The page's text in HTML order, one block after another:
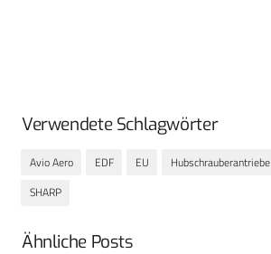
Verwendete Schlagwörter
Avio Aero EDF EU Hubschrauberantriebe
SHARP
Ähnliche Posts